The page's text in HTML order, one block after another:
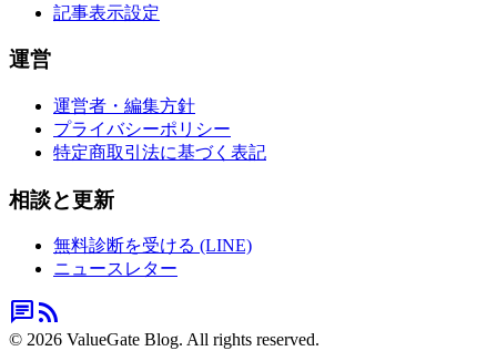
記事表示設定
運営
運営者・編集方針
プライバシーポリシー
特定商取引法に基づく表記
相談と更新
無料診断を受ける (LINE)
ニュースレター
chatrss_feed
© 2026 ValueGate Blog. All rights reserved.